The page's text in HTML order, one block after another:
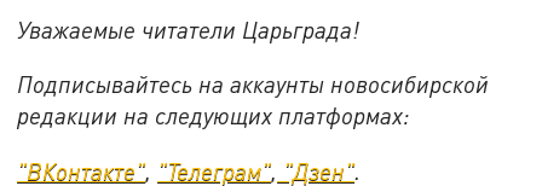
Уважаемые читатели Царьграда!
Подписывайтесь на аккаунты новосибирской
редакции на следующих платформах:
"ВКонтакте", "Телеграм", "Дзен".